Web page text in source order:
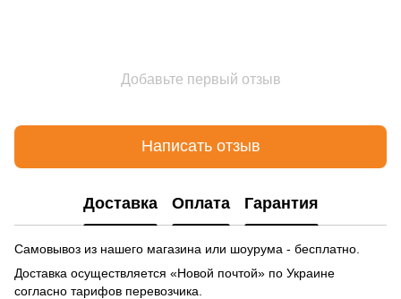
Добавьте первый отзыв
Написать отзыв
Доставка Оплата Гарантия
Самовывоз из нашего магазина или шоурума - бесплатно.
Доставка осуществляется «Новой почтой» по Украине
согласно тарифов перевозчика.